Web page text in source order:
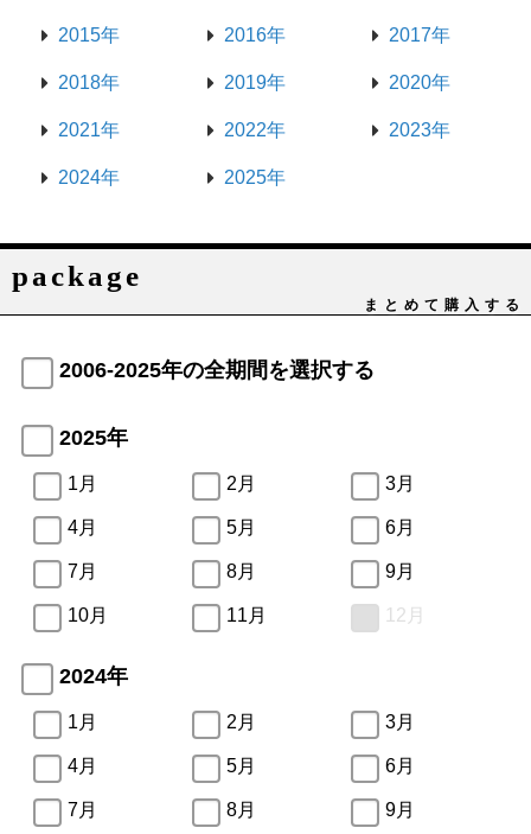
2015年 2016年 2017年
2018年 2019年 2020年
2021年 2022年 2023年
2024年 2025年
package
まとめて購入する
2006-2025年の全期間を選択する
2025年
1月 2月 3月
4月 5月 6月
7月 8月 9月
10月 11月 12月
2024年
1月 2月 3月
4月 5月 6月
7月 8月 9月